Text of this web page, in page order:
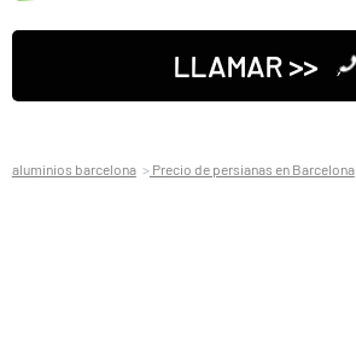
LLAMAR >>
aluminios barcelona Precio de persianas en Barcelona